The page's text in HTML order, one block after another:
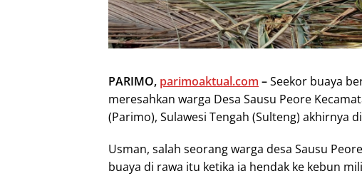
PARIMO, parimoaktual.com –Seekor buaya
meresahkan warga Desa Sausu Peore
(Parimo), Sulawesi Tengah (Sulteng) akhirnya
Usman, salah seorang warga desa Sausu
buaya di rawa itu ketika ia hendak ke kebun